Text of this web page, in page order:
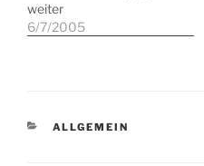
weiter
6/7/2005
KATEGORIEN
ALLGEMEIN